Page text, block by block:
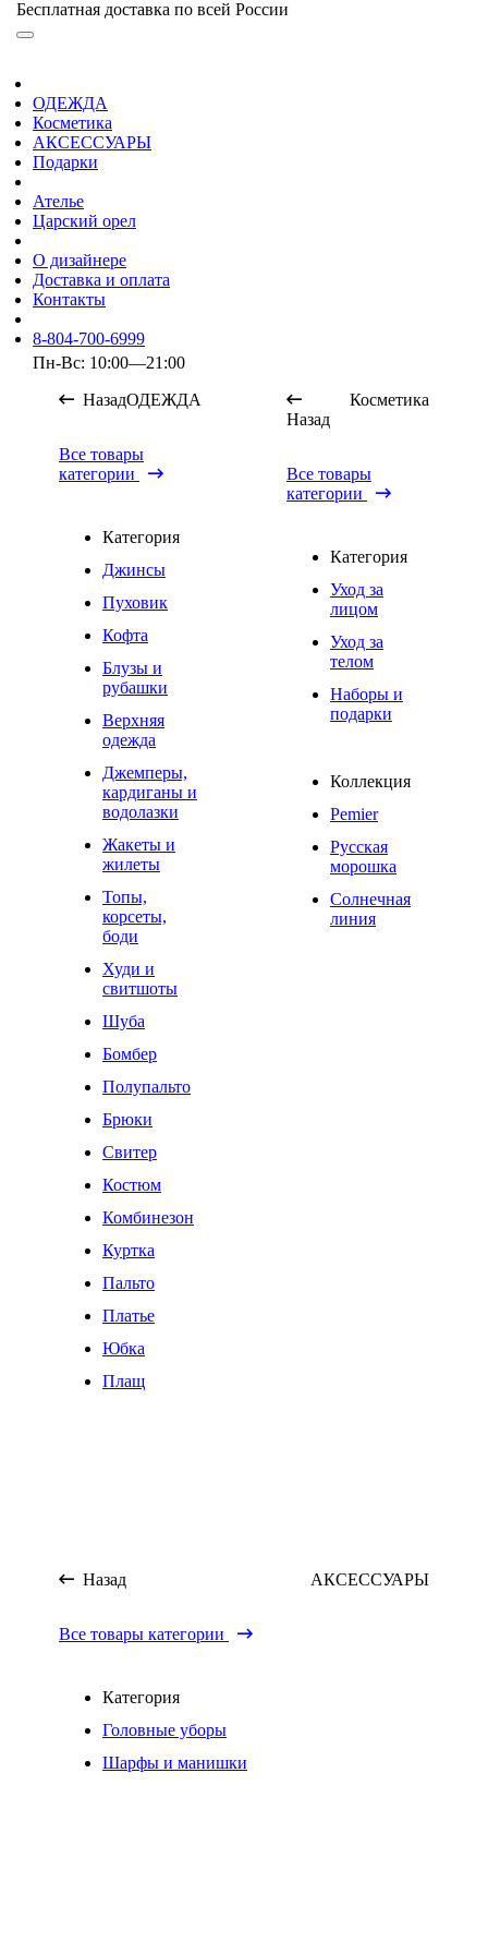
Бесплатная доставка по всей России
ОДЕЖДА
Косметика
АКСЕССУАРЫ
Подарки
Ателье
Царский орел
О дизайнере
Доставка и оплата
Контакты
8-804-700-6999
Пн-Вс: 10:00—21:00
НазадОДЕЖДА
Все товары
категории
Категория
Джинсы
Пуховик
Кофта
Блузы и
рубашки
Верхняя
одежда
Джемперы,
кардиганы и
водолазки
Жакеты и
жилеты
Топы,
корсеты,
боди
Худи и
свитшоты
Шуба
Бомбер
Полупальто
Брюки
Свитер
Костюм
Комбинезон
Куртка
Пальто
Платье
Юбка
Плащ
Назад
Косметика
Все товары
категории
Категория
Уход за
лицом
Уход за
телом
Наборы и
подарки
Коллекция
Pemier
Русская
морошка
Солнечная
линия
Назад АКСЕССУАРЫ
Все товары категории
Категория
Головные уборы
Шарфы и манишки